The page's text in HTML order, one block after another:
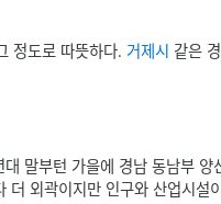
정도로 따뜻하다. 거제시 같은
말부턴 가을에 경남 동남부 양
외곽이지만 인구와 산업시설